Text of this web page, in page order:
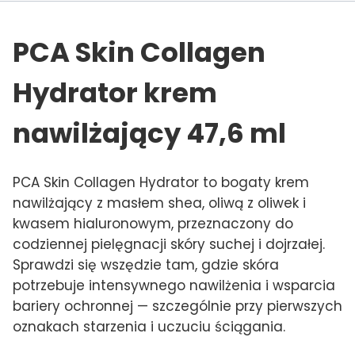
PCA Skin Collagen
Hydrator krem
nawilżający 47,6 ml
PCA Skin Collagen Hydrator to bogaty krem
nawilżający z masłem shea, oliwą z oliwek i
kwasem hialuronowym, przeznaczony do
codziennej pielęgnacji skóry suchej i dojrzałej.
Sprawdzi się wszędzie tam, gdzie skóra
potrzebuje intensywnego nawilżenia i wsparcia
bariery ochronnej — szczególnie przy pierwszych
oznakach starzenia i uczuciu ściągania.